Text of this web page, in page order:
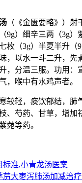
（《金匮要略》）射
9g）细辛三两（3g）
枚（3g）半夏半升（
，以水一斗二升，先
，分温三服。功用：
，喉中有水鸡声者。
较轻，痰饮郁结，肺
、芍药、甘草，增加
菀等药。
标准,小青龙汤医案
苈大枣泻肺汤加减治